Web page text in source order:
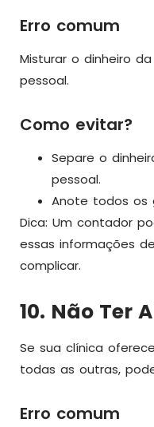
Erro comum
Misturar o dinheiro
pessoal.
Como evitar?
Separe o
pessoal.
Anote todos os
Dica: Um contador
essas informações
complicar.
10. Não Ter
Se sua clínica
todas as outras,
Erro comum